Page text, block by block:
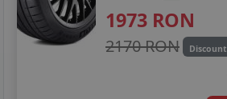
1973 RON
2170 RON Discount